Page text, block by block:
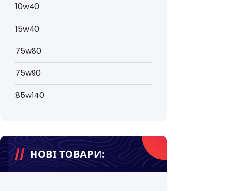
10w40
15w40
75w80
75w90
85w140
НОВІ ТОВАРИ: